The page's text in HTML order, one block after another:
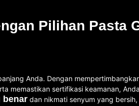
Pilihan Pasta
Anda. Dengan
memastikan sertifikasi keamanan,
benar dan nikmati senyum yang bersih,